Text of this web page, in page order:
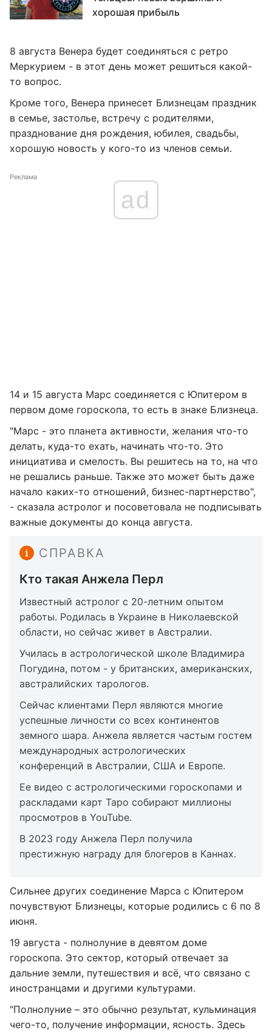
хорошая прибыль
8 августа Венера будет соединяться с ретро
Меркурием - в этот день может решиться какой-
то вопрос.
Кроме того, Венера принесет Близнецам праздник
в семье, застолье, встречу с родителями,
празднование дня рождения, юбилея, свадьбы,
хорошую новость у кого-то из членов семьи.
Реклама
ad
14 и 15 августа Марс соединяется с Юпитером в
первом доме гороскопа, то есть в знаке Близнеца.
"Марс - это планета активности, желания что-то
делать, куда-то ехать, начинать что-то. Это
инициатива и смелость. Вы решитесь на то, на что
не решались раньше. Также это может быть даже
начало каких-то отношений, бизнес-партнерство",
- сказала астролог и посоветовала не подписывать
важные документы до конца августа.
СПРАВКА
Кто такая Анжела Перл
Известный астролог с 20-летним опытом
работы. Родилась в Украине в Николаевской
области, но сейчас живет в Австралии.
Училась в астрологической школе Владимира
Погудина, потом - у британских, американских,
австралийских тарологов.
Сейчас клиентами Перл являются многие
успешные личности со всех континентов
земного шара. Анжела является частым гостем
международных астрологических
конференций в Австралии, США и Европе.
Ее видео с астрологическими гороскопами и
раскладами карт Таро собирают миллионы
просмотров в YouTube.
В 2023 году Анжела Перл получила
престижную награду для блогеров в Каннах.
Сильнее других соединение Марса с Юпитером
почувствуют Близнецы, которые родились с 6 по 8
июня.
19 августа - полнолуние в девятом доме
гороскопа. Это сектор, который отвечает за
дальние земли, путешествия и всё, что связано с
иностранцами и другими культурами.
"Полнолуние – это обычно результат, кульминация
чего-то, получение информации, ясность. Здесь